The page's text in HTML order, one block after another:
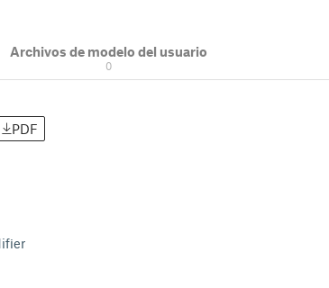
Archivos de modelo del usuario
0
PDF